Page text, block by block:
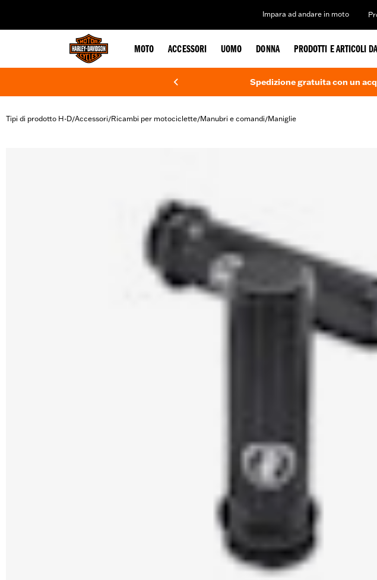
Impara ad andare in moto
MOTO ACCESSORI UOMO DONNA PRODOTTI E ARTICOLI
Spedizione gratuita con un
Tipi di prodotto H-D/Accessori/Ricambi per motociclette/Manubri e comandi/Maniglie